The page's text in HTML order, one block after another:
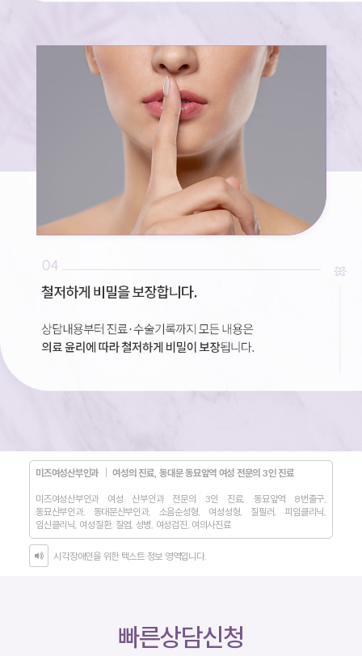
미즈여성산부인과 │ 여성의 진료, 동대문 동묘앞역 여성 전문의 3인 진료
미즈여성산부인과 여성 산부인과 전문의 3인 진료, 동묘앞역 8번출구,
동묘산부인과, 동대문산부인과, 소음순성형, 여성성형, 질필러, 피임클리닉,
임신클리닉, 여성질환, 질염, 성병, 여성검진, 여의사진료
시각장애인을 위한 텍스트 정보 영역입니다.
빠른상담신청